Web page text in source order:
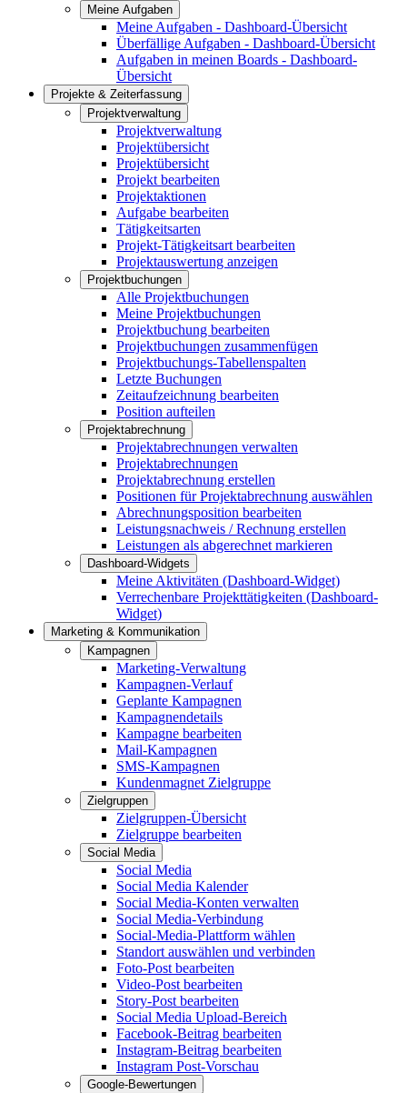
Meine Aufgaben
Meine Aufgaben - Dashboard-Übersicht
Überfällige Aufgaben - Dashboard-Übersicht
Aufgaben in meinen Boards - Dashboard-
Übersicht
Projekte & Zeiterfassung
Projektverwaltung
Projektverwaltung
Projektübersicht
Projektübersicht
Projekt bearbeiten
Projektaktionen
Aufgabe bearbeiten
Tätigkeitsarten
Projekt-Tätigkeitsart bearbeiten
Projektauswertung anzeigen
Projektbuchungen
Alle Projektbuchungen
Meine Projektbuchungen
Projektbuchung bearbeiten
Projektbuchungen zusammenfügen
Projektbuchungs-Tabellenspalten
Letzte Buchungen
Zeitaufzeichnung bearbeiten
Position aufteilen
Projektabrechnung
Projektabrechnungen verwalten
Projektabrechnungen
Projektabrechnung erstellen
Positionen für Projektabrechnung auswählen
Abrechnungsposition bearbeiten
Leistungsnachweis / Rechnung erstellen
Leistungen als abgerechnet markieren
Dashboard-Widgets
Meine Aktivitäten (Dashboard-Widget)
Verrechenbare Projekttätigkeiten (Dashboard-
Widget)
Marketing & Kommunikation
Kampagnen
Marketing-Verwaltung
Kampagnen-Verlauf
Geplante Kampagnen
Kampagnendetails
Kampagne bearbeiten
Mail-Kampagnen
SMS-Kampagnen
Kundenmagnet Zielgruppe
Zielgruppen
Zielgruppen-Übersicht
Zielgruppe bearbeiten
Social Media
Social Media
Social Media Kalender
Social Media-Konten verwalten
Social Media-Verbindung
Social-Media-Plattform wählen
Standort auswählen und verbinden
Foto-Post bearbeiten
Video-Post bearbeiten
Story-Post bearbeiten
Social Media Upload-Bereich
Facebook-Beitrag bearbeiten
Instagram-Beitrag bearbeiten
Instagram Post-Vorschau
Google-Bewertungen